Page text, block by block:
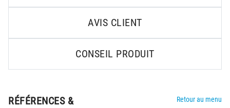
AVIS CLIENT
CONSEIL PRODUIT
RÉFÉRENCES &
Retour au menu